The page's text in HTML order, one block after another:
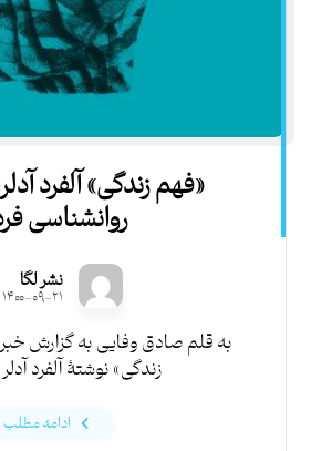
«فهم زندگی» آلفرد
روانشناسی
نشر لگا
۱۴۰۰-۰۹-۲۱
به قلم صادق وفایی به گزارش
زندگی» نوشتۀ آلفرد
ادامه مطلب